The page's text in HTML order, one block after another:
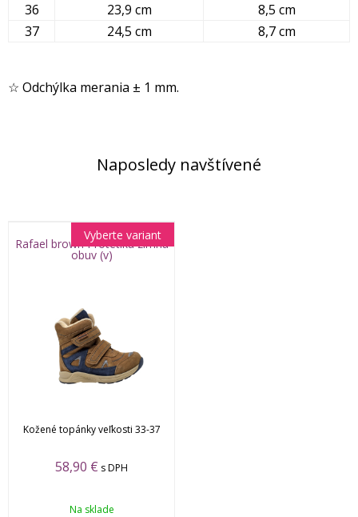
36
23,9 cm
8,5 cm
37
24,5 cm 8,7 cm
☆ Odchýlka merania ± 1 mm.
Naposledy navštívené
Rafael brown Protetika zimná
obuv (v)
Kožené topánky veľkosti 33-37
58,90 € s DPH
Vyberte variant
Na sklade